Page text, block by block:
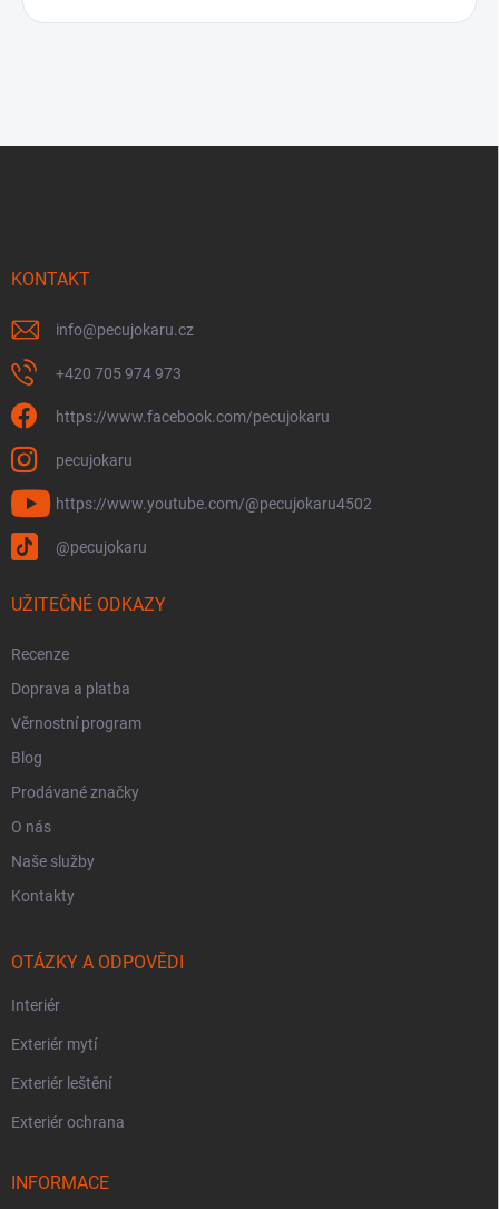
KONTAKT
info@pecujokaru.cz
+420 705 974 973
https://www.facebook.com/pecujokaru
pecujokaru
https://www.youtube.com/@pecujokaru4502
@pecujokaru
UŽITEČNÉ ODKAZY
Recenze
Doprava a platba
Věrnostní program
Blog
Prodávané značky
O nás
Naše služby
Kontakty
OTÁZKY A ODPOVĚDI
Interiér
Exteriér mytí
Exteriér leštění
Exteriér ochrana
INFORMACE